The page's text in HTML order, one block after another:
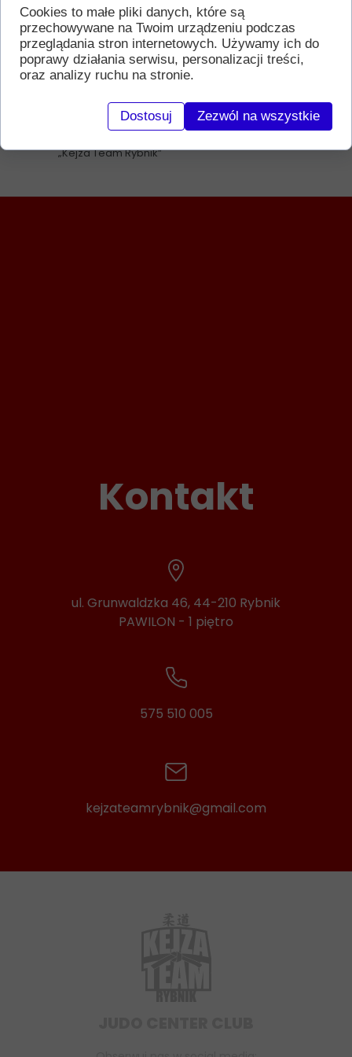
Gosiewska, Anna Kuźnik.
Serdecznie dziękujemy w imieniu
zawodników, wszystkim rodzicom, którzy tego
dnia głośnym dopingiem wspierali każdego
zawodnika Kejza Team - Grupa Wsparcia
„Nigdy się nie poddawaj. Na wielkie rzeczy
potrzeba czasu.”
„Kejza Team Rybnik”
kejzateamrybnik@gmail.com
575 510 005
ul. Grunwaldzka 46, 44-210 Rybnik
PAWILON - 1 piętro
Kontakt
Cookies to małe pliki danych, które są
przechowywane na Twoim urządzeniu podczas
przeglądania stron internetowych. Używamy ich do
poprawy działania serwisu, personalizacji treści,
oraz analizy ruchu na stronie.
Dostosuj Zezwól na wszystkie